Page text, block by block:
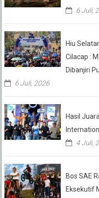
6 Juli,
Hiu
Cilacap :
Dibanjiri
6 Juli, 2026
Hasil
4 Juli,
Bos SAE
Eksekutif